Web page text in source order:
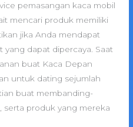
pemasangan kaca mobil
mencari produk memiliki
jika Anda mendapat
yang dapat dipercaya. Saat
buat Kaca Depan
untuk dating sejumlah
buat membanding-
serta produk yang mereka